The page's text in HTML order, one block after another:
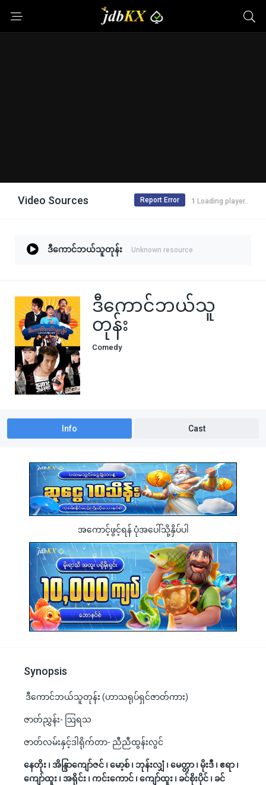
Video Sources Loading player..
Report Error
ဒီကောင်ဘယ်သူတုန်း Unknown resource
ဒီကောင်ဘယ်သူ
တုန်း
Comedy
Info Cast
အကောင့်ဖွင့်ရန် ပုံအပေါ်သို့နှိပ်ပါ
Synopsis
ဒီကောင်ဘယ်သူတုန်း (ဟာသရုပ်ရှင်ဇာတ်ကား)
ဇာတ်ညွှန်း- ဩရသ
ဇာတ်လမ်းနှင့်ဒါရိုက်တာ- ညီညီထွန်းလွင်
နေတိုး ၊ အိန္ဒြာကျော်ဇင် ၊ မော့စ် ၊ ဘုန်းလျှံ ၊ မေတ္တာ ၊ မိုးဒီ ၊ ဧရာ ၊
ကျော်ထူး ၊ အရိုင်း ၊ ကင်းကောင် ၊ ကျော်ထူး ၊ ခင်စိုးပိုင် ၊ ခင်